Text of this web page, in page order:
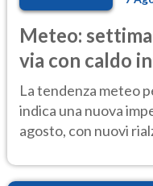
Meteo:
via con caldo
temporale
La tendenza meteo
indica una nuova
agosto, con nuovi